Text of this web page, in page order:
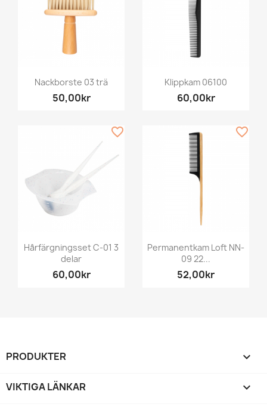
Nackborste 03 trä
50,00kr
Klippkam 06100
60,00kr
Hårfärgningsset C-01 3
delar
60,00kr
favorite_border
Permanentkam Loft NN-
09 22...
52,00kr
favorite_border
PRODUKTER 
VIKTIGA LÄNKAR 